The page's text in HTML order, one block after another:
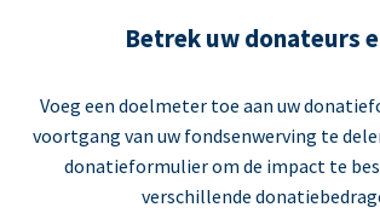
Betrek uw donateurs
Voeg een doelmeter toe aan uw
voortgang van uw fondsenwerving te
donatieformulier om de impact te
verschillende